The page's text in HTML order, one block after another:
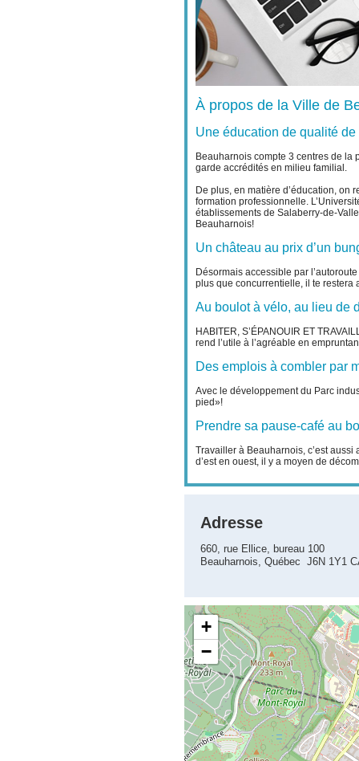
À propos de la Ville de
Une éducation de qualité
Beauharnois compte 3 centres de la
garde accrédités en milieu familial.
De plus, en matière d’éducation, on
formation professionnelle.
établissements de Salaberry-de-
Beauharnois!
Un château au prix d’un
Désormais accessible par
plus que concurrentielle, il te restera
Au boulot à vélo, au lieu de
HABITER, S’ÉPANOUIR ET
rend l’utile à l’agréable en
Des emplois à combler par
Avec le développement du Parc
pied»!
Prendre sa pause-café au
Travailler à Beauharnois, c’est aussi
d’est en ouest, il y a moyen de
Adresse
660, rue Ellice, bureau 100
Beauharnois, Québec J6N 1Y1
+
−